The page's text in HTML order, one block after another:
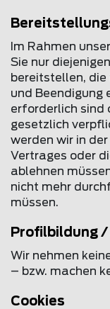
Im Rahmen
Sie nur
bereitstellen, die
und Beendigung
erforderlich sind
gesetzlich
werden wir in
Vertrages oder
ablehnen
nicht mehr
müssen.
Profilbildung /
Wir nehmen
– bzw. machen
Cookies